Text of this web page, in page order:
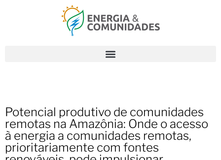
Potencial produtivo de comunidades
remotas na Amazônia: Onde o acesso
à energia a comunidades remotas,
prioritariamente com fontes